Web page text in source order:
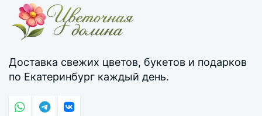
Доставка свежих цветов, букетов и подарков
по Екатеринбург каждый день.